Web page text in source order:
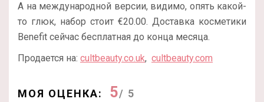
А на международной версии, видимо, опять какой-
то глюк, набор стоит €20.00. Доставка косметики
Benefit сейчас бесплатная до конца месяца.
Продается на: cultbeauty.co.uk, cultbeauty.com
МОЯ ОЦЕНКА: 5/ 5